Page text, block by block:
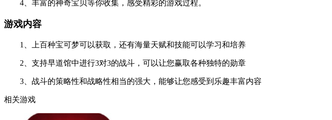
4、丰富的神奇宝贝等你收集，感受精彩的游戏过程。
游戏内容
1、上百种宝可梦可以获取，还有海量天赋和技能可以学习和培养
2、支持早道馆中进行3对3的战斗，可以让您赢取各种独特的勋章
3、战斗的策略性和战略性相当的强大，能够让您感受到乐趣丰富内容
相关游戏